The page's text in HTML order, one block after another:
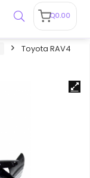
Q0.00
Toyota RAV4